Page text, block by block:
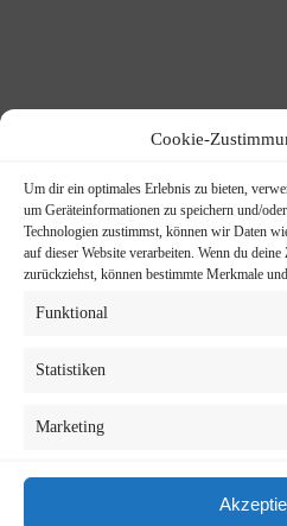
Cookie-
Um dir ein optimales Erlebnis zu bieten,
um Geräteinformationen zu speichern und/
Technologien zustimmst, können wir Daten
auf dieser Website verarbeiten. Wenn du
zurückziehst, können bestimmte Merkmale
Funktional
Statistiken
Marketing